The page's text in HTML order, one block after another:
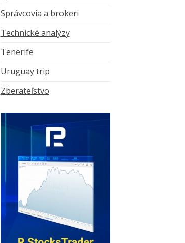
Správcovia a brokeri
Technické analýzy
Tenerife
Uruguay trip
Zberateľstvo